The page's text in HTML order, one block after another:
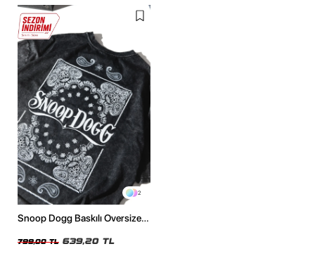
2
Snoop Dogg Baskılı Oversize
799,00 TL 639,20 TL